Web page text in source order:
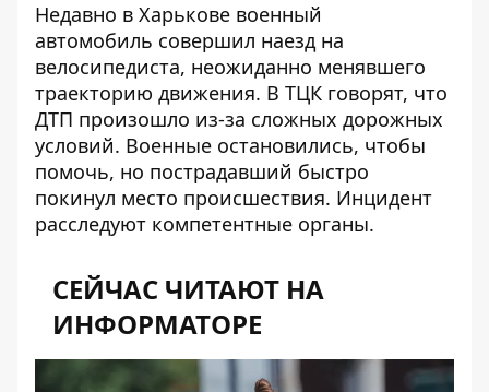
Недавно в Харькове военный
автомобиль совершил наезд на
велосипедиста, неожиданно менявшего
траекторию движения. В ТЦК говорят, что
ДТП произошло из-за сложных дорожных
условий. Военные остановились, чтобы
помочь, но пострадавший быстро
покинул место происшествия. Инцидент
расследуют компетентные органы.
СЕЙЧАС ЧИТАЮТ НА
ИНФОРМАТОРЕ